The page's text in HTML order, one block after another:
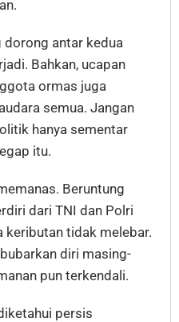
antar kedua
Bahkan, ucapan
ormas juga
semua. Jangan
hanya sementar
itu.
Beruntung
dari TNI dan Polri
keributan tidak melebar.
diri masing-
pun terkendali.
persis